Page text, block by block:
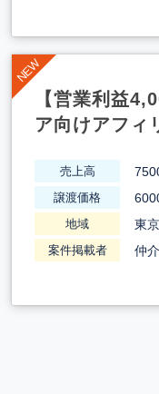
【営業利益
ア向けアフィ
売上高
譲渡価格
地域 東
案件掲載者 仲介